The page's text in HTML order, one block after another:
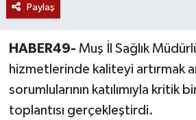
Paylaş
HABER49- Muş İl Sağlık
hizmetlerinde kaliteyi artırmak
sorumlularının katılımıyla kritik
toplantısı gerçekleştirdi.
Korkut
Bulanık
Varto